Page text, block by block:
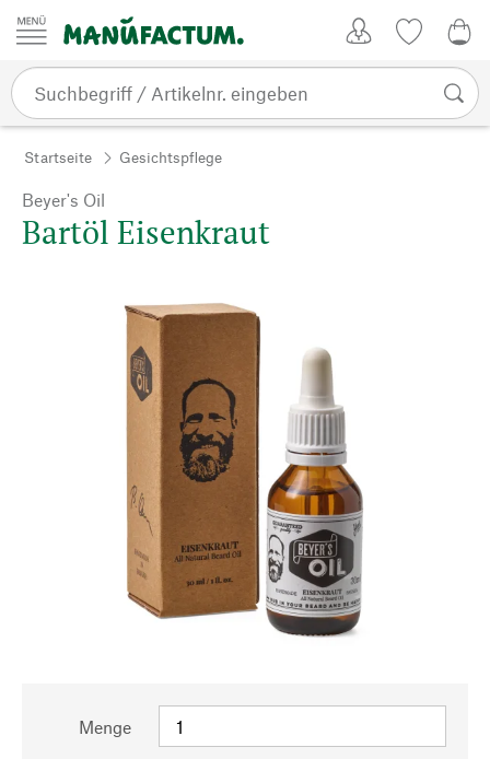
Zum Inhalt springen
Startseite Gesichtspflege
Beyer's Oil
Bartöl Eisenkraut
Menge